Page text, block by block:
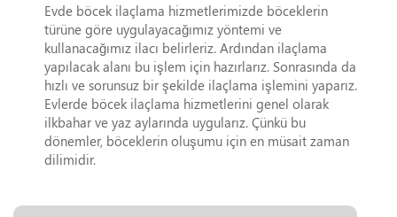
Evde böcek ilaçlama hizmetlerimizde böceklerin
türüne göre uygulayacağımız yöntemi ve
kullanacağımız ilacı belirleriz. Ardından ilaçlama
yapılacak alanı bu işlem için hazırlarız. Sonrasında da
hızlı ve sorunsuz bir şekilde ilaçlama işlemini yaparız.
Evlerde böcek ilaçlama hizmetlerini genel olarak
ilkbahar ve yaz aylarında uygularız. Çünkü bu
dönemler, böceklerin oluşumu için en müsait zaman
dilimidir.